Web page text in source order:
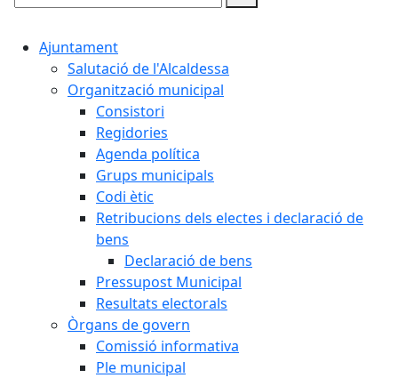
Cercar:
Ajuntament
Salutació de l'Alcaldessa
Organització municipal
Consistori
Regidories
Agenda política
Grups municipals
Codi ètic
Retribucions dels electes i declaració de
bens
Declaració de bens
Pressupost Municipal
Resultats electorals
Òrgans de govern
Comissió informativa
Ple municipal